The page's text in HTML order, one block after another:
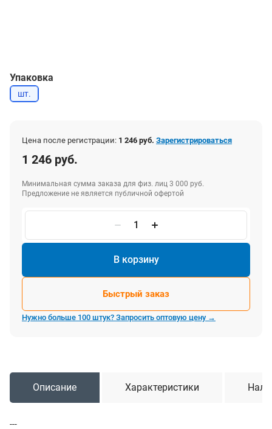
Упаковка
шт.
Цена после регистрации: 1 246 руб. Зарегистрироваться
1 246 руб.
Минимальная сумма заказа для физ. лиц 3 000 руб.
Предложение не является публичной офертой
В корзину
Быстрый заказ
Нужно больше 100 штук? Запросить оптовую цену →
Описание Характеристики
---